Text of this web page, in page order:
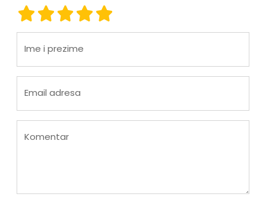
ocjena 5
ocjena 4
ocjena 3
ocjena 2
ocjena 1
Ime i prezime
Email adresa
Komentar